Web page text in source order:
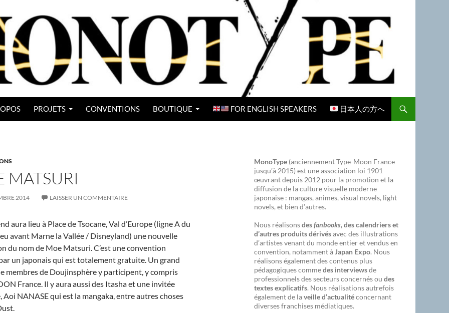
PROJETS CONVENTIONS BOUTIQUE FOR ENGLISH SPEAKERS 日本人の方へ
MATSURI
2014 LAISSER UN COMMENTAIRE
aura lieu à Place de Tsocane, Val d’Europe (ligne A du
avant Marne la Vallée / Disneyland) une nouvelle
du nom de Moe Matsuri. C’est une convention
un japonais qui est totalement gratuite. Un grand
membres de Doujinsphère y participent, y compris
France. Il y aura aussi des Itasha et une invitée
Aoi NANASE qui est la mangaka, entre autres choses
MonoType (anciennement Type-Moon France
jusqu’à 2015) est une association loi 1901
œuvrant depuis 2012 pour la promotion et la
diffusion de la culture visuelle moderne
japonaise : mangas, animes, visual novels, light
novels, et bien d’autres.
Nous réalisonsdesfanbooks, des calendriers et
d’autres produits dérivésavec des illustrations
d’artistes venant du monde entier et vendus en
convention, notamment à Japan Expo. Nous
réalisons également des contenus plus
pédagogiques commedes interviewsde
professionnels des secteurs concernés oudes
textes explicatifs. Nous réalisations autrefois
également de laveille d’actualitéconcernant
diverses franchises médiatiques.